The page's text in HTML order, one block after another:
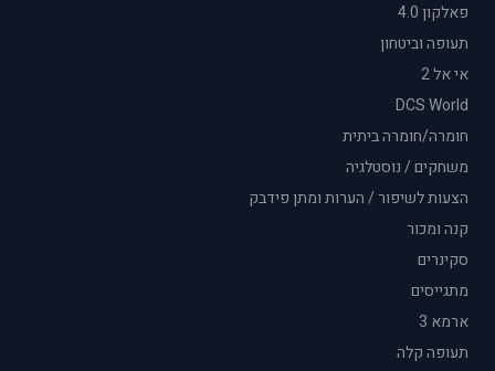
פאלקון 4.0
תעופה וביטחון
אי אל 2
DCS World
חומרה/חומרה ביתית
משחקים / נוסטלגיה
הצעות לשיפור / הערות ומתן פידבק
קנה ומכור
סקינרים
מתגייסים
ארמא 3
תעופה קלה